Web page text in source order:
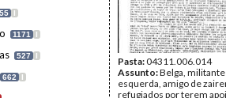
I
1171 I
527 I
662 I
Pasta:04311.006.014
Assunto:Belga,
esquerda, amigo de
refugiados por terem